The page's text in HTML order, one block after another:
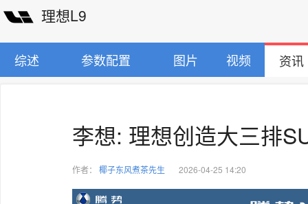
理想L9
综述 参数配置 图片 视频 资讯
李想: 理想创造大三排
作者： 椰子东风煮茶先生 2026-04-25 14:20